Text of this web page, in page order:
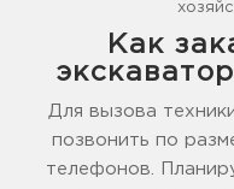
Как
Для вызова
позвонить по
телефонов.